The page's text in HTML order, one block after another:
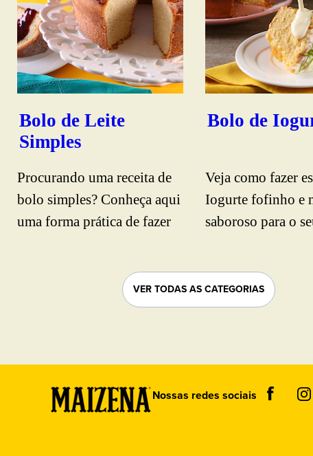
Bolo de Leite
Simples
Procurando uma receita de
bolo simples? Conheça aqui
uma forma prática de fazer
Bolo de
Veja como fazer
Iogurte fofinho e
saboroso para o
paladares. Confira!
VER TODAS AS CATEGORIAS
Nossas redes sociais